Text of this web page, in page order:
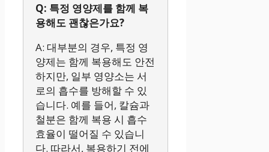
Q: 특정 영양제를 함께 복
용해도 괜찮은가요?
A: 대부분의 경우, 특정 영
양제는 함께 복용해도 안전
하지만, 일부 영양소는 서
로의 흡수를 방해할 수 있
습니다. 예를 들어, 칼슘과
철분은 함께 복용 시 흡수
효율이 떨어질 수 있습니
다. 따라서, 복용하기 전에